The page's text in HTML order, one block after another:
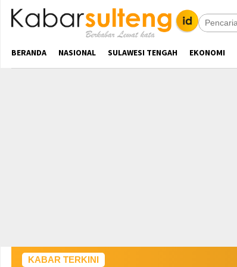
BERANDA NASIONAL SULAWESI TENGAH EKONOMI
KABAR TERKINI